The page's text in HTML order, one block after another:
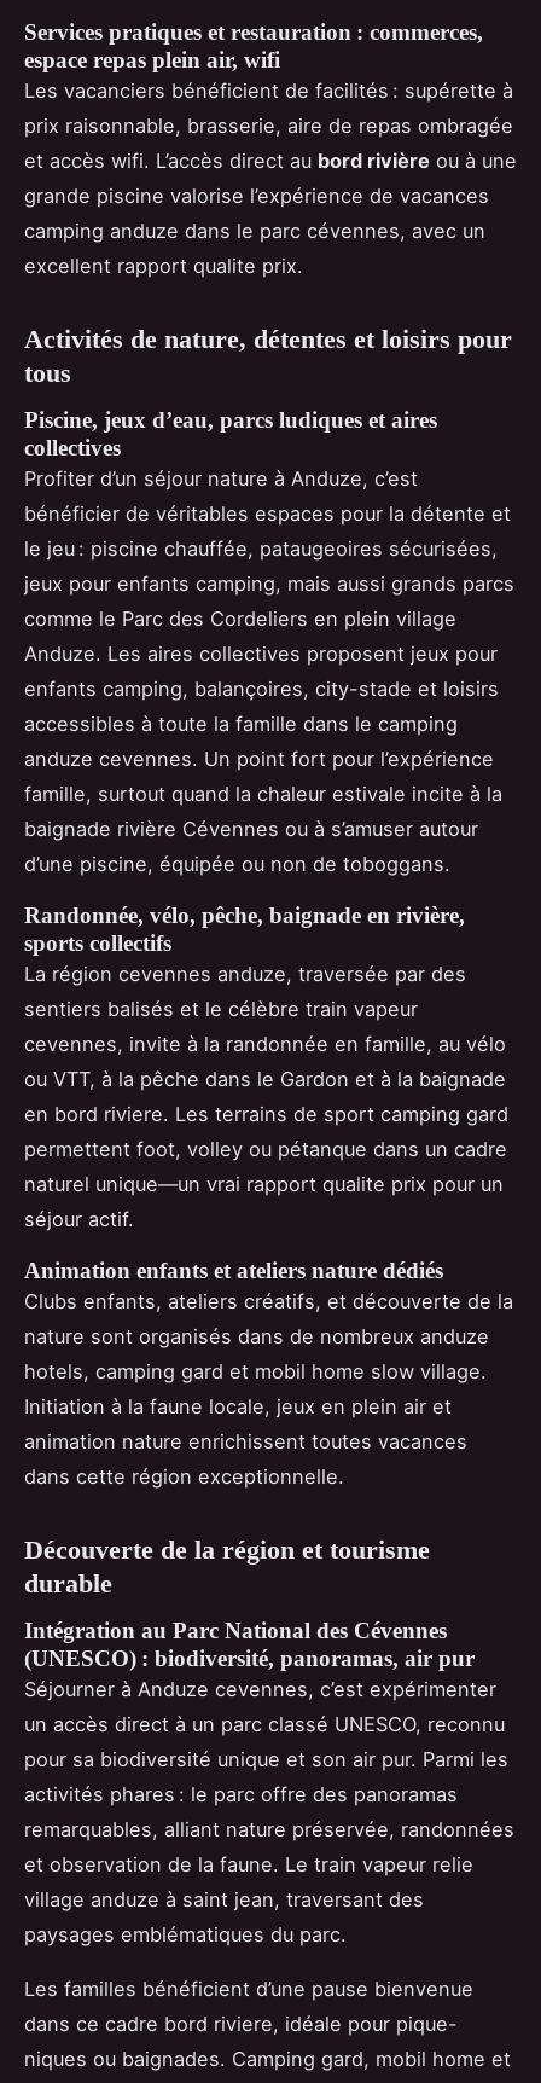
Services pratiques et restauration : commerces,
espace repas plein air, wifi
Les vacanciers bénéficient de facilités : supérette à
prix raisonnable, brasserie, aire de repas ombragée
et accès wifi. L’accès direct au bord rivière ou à une
grande piscine valorise l’expérience de vacances
camping anduze dans le parc cévennes, avec un
excellent rapport qualite prix.
Activités de nature, détentes et loisirs pour
tous
Piscine, jeux d’eau, parcs ludiques et aires
collectives
Profiter d’un séjour nature à Anduze, c’est
bénéficier de véritables espaces pour la détente et
le jeu : piscine chauffée, pataugeoires sécurisées,
jeux pour enfants camping, mais aussi grands parcs
comme le Parc des Cordeliers en plein village
Anduze. Les aires collectives proposent jeux pour
enfants camping, balançoires, city-stade et loisirs
accessibles à toute la famille dans le camping
anduze cevennes. Un point fort pour l’expérience
famille, surtout quand la chaleur estivale incite à la
baignade rivière Cévennes ou à s’amuser autour
d’une piscine, équipée ou non de toboggans.
Randonnée, vélo, pêche, baignade en rivière,
sports collectifs
La région cevennes anduze, traversée par des
sentiers balisés et le célèbre train vapeur
cevennes, invite à la randonnée en famille, au vélo
ou VTT, à la pêche dans le Gardon et à la baignade
en bord riviere. Les terrains de sport camping gard
permettent foot, volley ou pétanque dans un cadre
naturel unique—un vrai rapport qualite prix pour un
séjour actif.
Animation enfants et ateliers nature dédiés
Clubs enfants, ateliers créatifs, et découverte de la
nature sont organisés dans de nombreux anduze
hotels, camping gard et mobil home slow village.
Initiation à la faune locale, jeux en plein air et
animation nature enrichissent toutes vacances
dans cette région exceptionnelle.
Découverte de la région et tourisme
durable
Intégration au Parc National des Cévennes
(UNESCO) : biodiversité, panoramas, air pur
Séjourner à Anduze cevennes, c’est expérimenter
un accès direct à un parc classé UNESCO, reconnu
pour sa biodiversité unique et son air pur. Parmi les
activités phares : le parc offre des panoramas
remarquables, alliant nature préservée, randonnées
et observation de la faune. Le train vapeur relie
village anduze à saint jean, traversant des
paysages emblématiques du parc.
Les familles bénéficient d’une pause bienvenue
dans ce cadre bord riviere, idéale pour pique-
niques ou baignades. Camping gard, mobil home et